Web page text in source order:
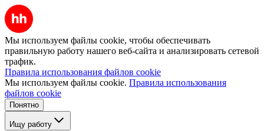
Мы используем файлы cookie, чтобы обеспечивать
правильную работу нашего веб-сайта и анализировать сетевой
трафик.
Правила использования файлов cookie
Мы используем файлы cookie. Правила использования
файлов cookie
Понятно
Ищу работу